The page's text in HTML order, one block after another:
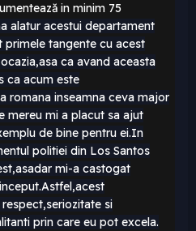
in minim 75
alatur acestui departament
primele tangente cu acest
ca avand aceasta
ca acum este
romana inseamna ceva major
mereu mi a placut sa ajut
de bine pentru ei.In
politiei din Los Santos
mi-a castogat
si
prin care eu pot excela.